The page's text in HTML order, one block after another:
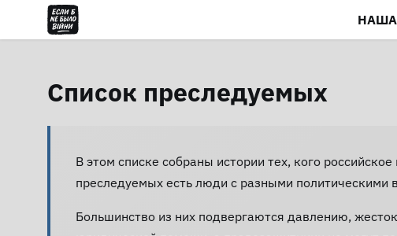
Список преследуемых
В этом списке собраны истории тех, кого
преследуемых есть люди с разными политическими
Большинство из них подвергаются давлению,